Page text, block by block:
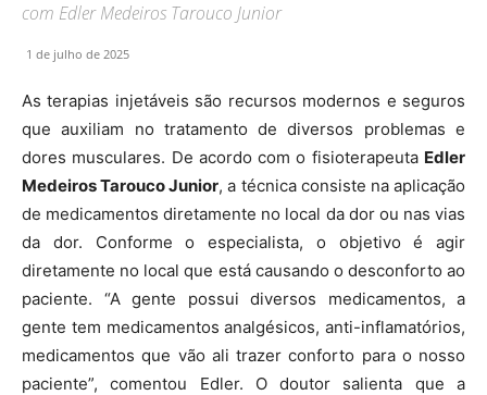
com Edler Medeiros Tarouco Junior
1 de julho de 2025
As terapias injetáveis são recursos modernos e seguros
que auxiliam no tratamento de diversos problemas e
dores musculares. De acordo com o fisioterapeuta Edler
Medeiros Tarouco Junior, a técnica consiste na aplicação
de medicamentos diretamente no local da dor ou nas vias
da dor. Conforme o especialista, o objetivo é agir
diretamente no local que está causando o desconforto ao
paciente. “A gente possui diversos medicamentos, a
gente tem medicamentos analgésicos, anti-inflamatórios,
medicamentos que vão ali trazer conforto para o nosso
paciente”, comentou Edler. O doutor salienta que a